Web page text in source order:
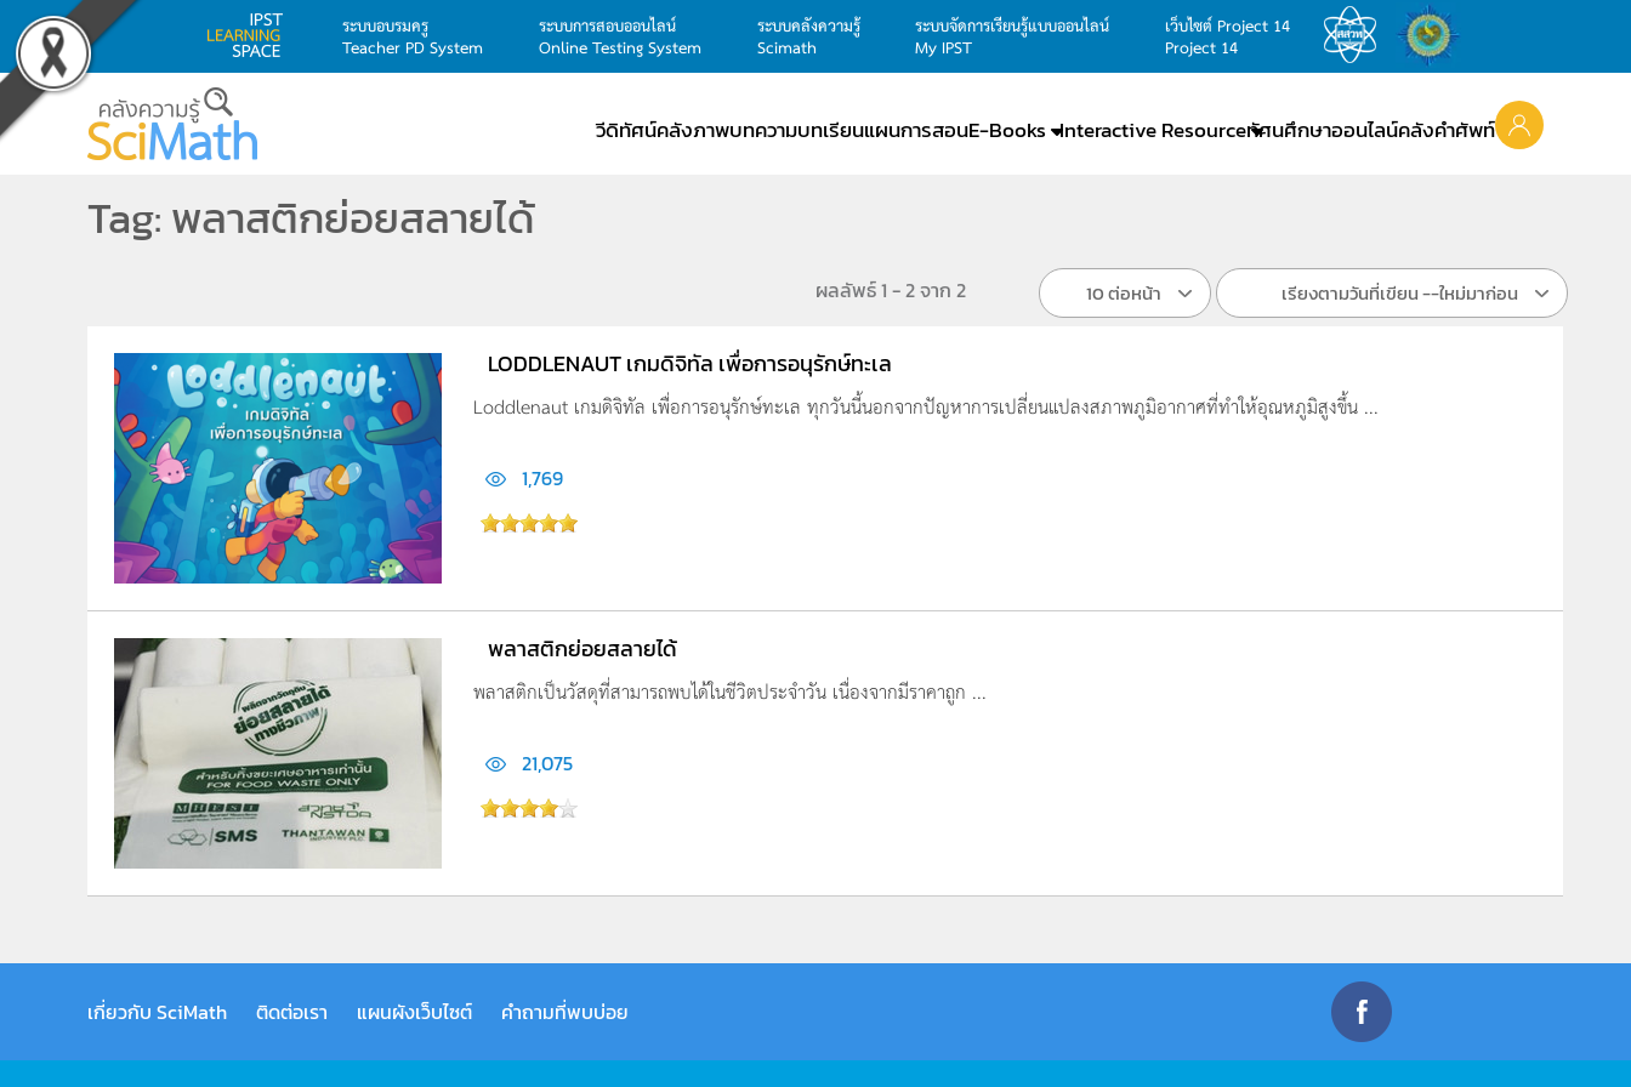
Skip to main content
ระบบอบรมครู
Teacher PD System
ระบบการสอบออนไลน์
Online Testing System
ระบบคลังความรู้
Scimath
ระบบจัดการเรียนรู้แบบออนไลน์
My IPST
เว็บไซต์ Project 14
Project 14
วีดิทัศน์คลังภาพบทความบทเรียนแผนการสอนE-Books Interactive Resourceทัศนศึกษาออนไลน์คลังคำศัพท์
Tag: พลาสติกย่อยสลายได้
ผลลัพธ์ 1 - 2 จาก 2 10 ต่อหน้า เรียงตามวันที่เขียน --ใหม่มาก่อน
LODDLENAUT เกมดิจิทัล เพื่อการอนุรักษ์ทะเล
Loddlenaut เกมดิจิทัล เพื่อการอนุรักษ์ทะเล ทุกวันนี้นอกจากปัญหาการเปลี่ยนแปลงสภาพภูมิอากาศที่ทำให้อุณหภูมิสูงขึ้น ...
1,769
พลาสติกย่อยสลายได้
พลาสติกเป็นวัสดุที่สามารถพบได้ในชีวิตประจำวัน เนื่องจากมีราคาถูก ...
21,075
เกี่ยวกับ SciMath ติดต่อเรา แผนผังเว็บไซต์ คำถามที่พบบ่อย